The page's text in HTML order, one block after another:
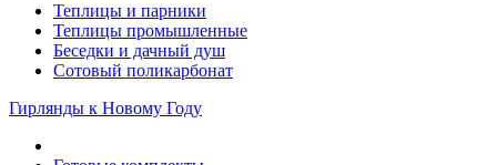
Теплицы и парники
Теплицы промышленные
Беседки и дачный душ
Сотовый поликарбонат
Гирлянды к Новому Году